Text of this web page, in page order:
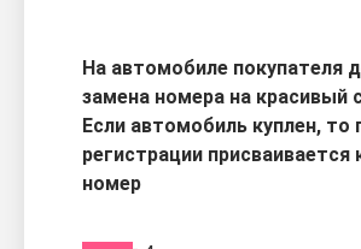
На автомобиле покупателя
замена номера на красивый
Если автомобиль куплен, то
регистрации присваивается
номер